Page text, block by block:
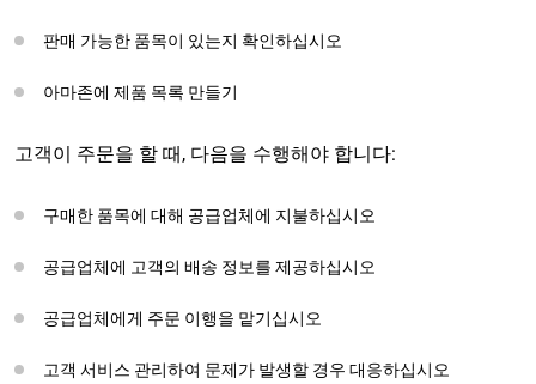
판매 가능한 품목이 있는지 확인하십시오
아마존에 제품 목록 만들기
고객이 주문을 할 때, 다음을 수행해야 합니다:
구매한 품목에 대해 공급업체에 지불하십시오
공급업체에 고객의 배송 정보를 제공하십시오
공급업체에게 주문 이행을 맡기십시오
고객 서비스 관리하여 문제가 발생할 경우 대응하십시오